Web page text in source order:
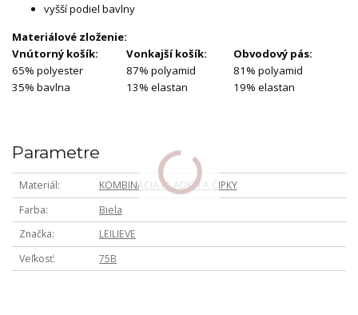
vyšší podiel bavlny
Materiálové zloženie:
Vnútorný košík:
Vonkajší košík:
Obvodový pás:
65% polyester
35% bavlna
87% polyamid
13% elastan
81% polyamid
19% elastan
Parametre
Materiál
KOMBINÁCIA HLADKEJ A ČIPKY
Farba
Biela
Značka
LEILIEVE
Veľkosť
75B